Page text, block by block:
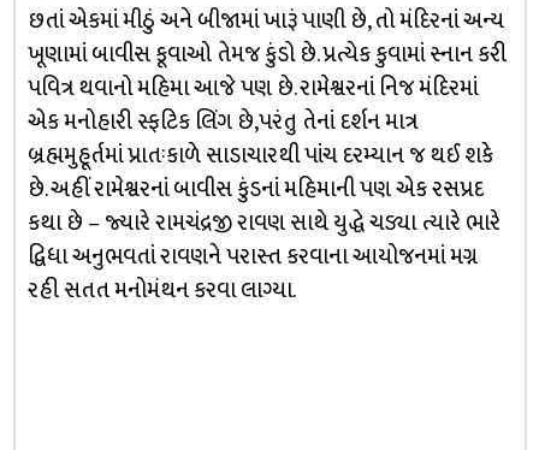
છતાં એકમાં મીઠું અને બીજામાં ખારૂં પાણી છે, તો મંદિરનાં અન્ય
ખૂણામાં બાવીસ કૂવાઓ તેમજ કુંડો છે. પ્રત્યેક કુવામાં સ્નાન કરી
પવિત્ર થવાનો મહિમા આજે પણ છે. રામેશ્વરનાં નિજ મંદિરમાં
એક મનોહારી સ્ફટિક લિંગ છે,પરંતુ તેનાં દર્શન માત્ર
બ્રહ્મમુહૂર્તમાં પ્રાતઃકાળે સાડાચારથી પાંચ દરમ્યાન જ થઈ શકે
છે. અહીં રામેશ્વરનાં બાવીસ કુંડનાં મહિમાની પણ એક રસપ્રદ
કથા છે – જ્યારે રામચંદ્રજી રાવણ સાથે યુદ્ધે ચડ્યા ત્યારે ભારે
દ્વિધા અનુભવતાં રાવણને પરાસ્ત કરવાના આયોજનમાં મગ્ન
રહી સતત મનોમંથન કરવા લાગ્યા.